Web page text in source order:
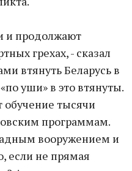
и продолжают
грехах, - сказал
втянуть Беларусь в
уши» в это втянуты.
обучение тысячи
программам.
вооружением и
если не прямая